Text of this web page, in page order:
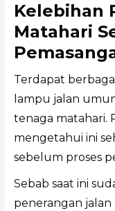
Kelebihan
Matahari
Terdapat
lampu jalan
tenaga matahari.
mengetahui ini
sebelum proses
Sebab saat ini
penerangan